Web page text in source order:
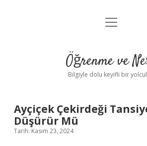
Anasayfa
Yasal Uyarı
menüyü
Öğrenme ve
Bilgiyle dolu keyifli bir
Ayçiçek Çekirdeği
Düşürür Mü
Tarih: Kasım 23, 2024